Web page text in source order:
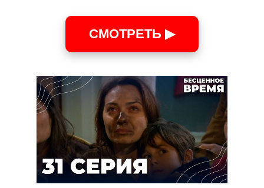
СМОТРЕТЬ ▶